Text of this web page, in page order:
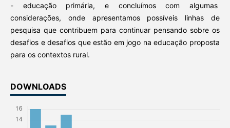
- educação primária, e concluímos com algumas
considerações, onde apresentamos possíveis linhas de
pesquisa que contribuem para continuar pensando sobre os
desafios e desafios que estão em jogo na educação proposta
para os contextos rural.
DOWNLOADS